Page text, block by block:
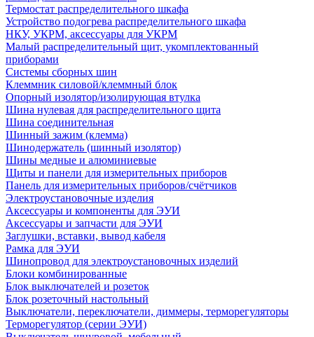
Термостат распределительного шкафа
Устройство подогрева распределительного шкафа
НКУ, УКРМ, аксессуары для УКРМ
Малый распределительный щит, укомплектованный
приборами
Системы сборных шин
Клеммник силовой/клеммный блок
Опорный изолятор/изолирующая втулка
Шина нулевая для распределительного щита
Шина соединительная
Шинный зажим (клемма)
Шинодержатель (шинный изолятор)
Шины медные и алюминиевые
Щиты и панели для измерительных приборов
Панель для измерительных приборов/счётчиков
Электроустановочные изделия
Аксессуары и компоненты для ЭУИ
Аксессуары и запчасти для ЭУИ
Заглушки, вставки, вывод кабеля
Рамка для ЭУИ
Шинопровод для электроустановочных изделий
Блоки комбинированные
Блок выключателей и розеток
Блок розеточный настольный
Выключатели, переключатели, диммеры, терморегуляторы
Терморегулятор (серии ЭУИ)